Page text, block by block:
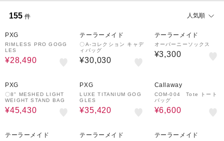
155 件 人気順
PXG
RIMLESS PRO GOGG
LES
¥28,490
テーラーメイド
〇A-コレクション キャデ
ィバッグ
¥30,030
テーラーメイド
オーバーニーソックス
¥3,300
PXG
〇8" MESHED LIGHT
WEIGHT STAND BAG
¥45,430
PXG
LUXE TITANIUM GOG
GLES
¥35,420
Callaway
COM-004 Tote トート
バッグ
¥6,600
テーラーメイド テーラーメイド テーラーメイド